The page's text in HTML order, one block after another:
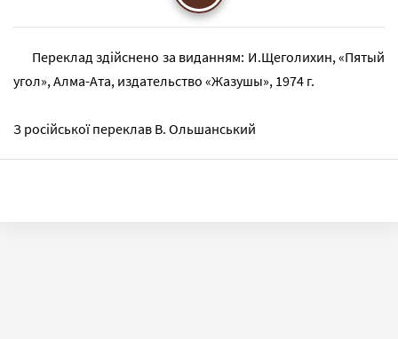
Переклад здійснено за виданням: И.Щеголихин, «Пятый
угол», Алма-Ата, издательство «Жазушы», 1974 г.
З російської переклав В. Ольшанський